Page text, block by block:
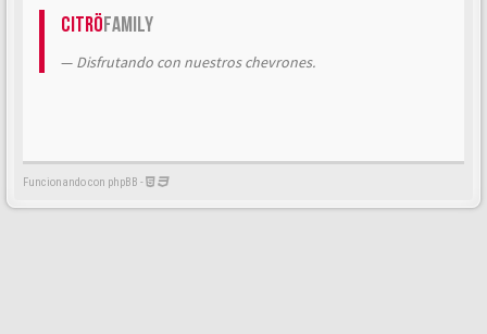
CitröFamily
Disfrutando con nuestros chevrones.
Funcionando con phpBB -